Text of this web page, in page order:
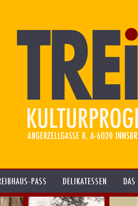
PASS DELIKATESSEN